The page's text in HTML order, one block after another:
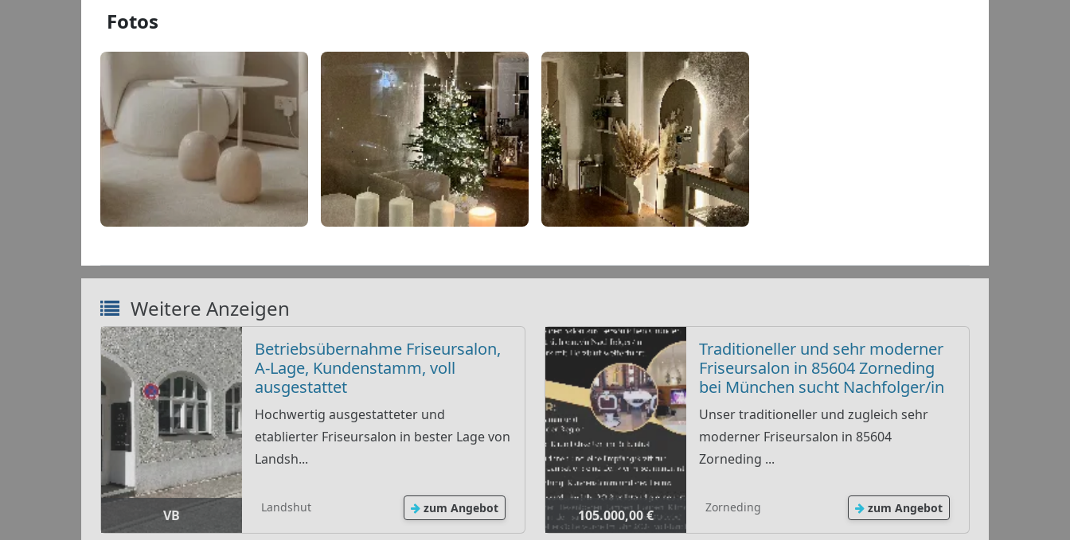
Fotos
img-9416-jpeg img-3588-jpeg
Weitere Anzeigen
VB
Betriebsübernahme Friseursalon,
A-Lage, Kundenstamm, voll
ausgestattet
Hochwertig ausgestatteter und
etablierter Friseursalon in bester Lage von
Landsh...
Landshut zum Angebot 105.000,00 €
Traditioneller und sehr moderner
Friseursalon in 85604 Zorneding
bei München sucht Nachfolger/in
Unser traditioneller und zugleich sehr
moderner Friseursalon in 85604
Zorneding ...
Zorneding zum Angebot